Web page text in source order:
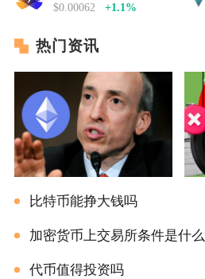
$0.00062 +1.1%
热门资讯
比特币能挣大钱吗
加密货币上交易所条件是什么
代币值得投资吗